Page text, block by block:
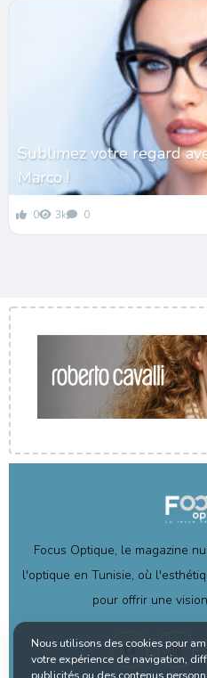
Sublimez votre regard
Marco !
0 3k 0
Focus Optique, le magazine
l'optique en Tunisie, où
pour offrir une
Nous utilisons des cookies pour
votre expérience de navigation,